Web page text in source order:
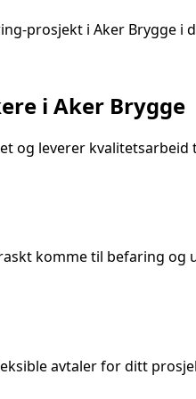
-prosjekt i Aker Brygge i
i Aker Brygge
og leverer
komme til befaring og
avtaler for ditt